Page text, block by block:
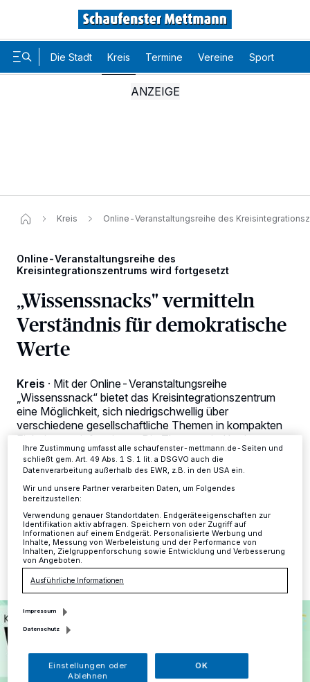
Die Stadt Kreis Termine Vereine Sport
Kreis Online-Veranstaltungsreihe des
Online-Veranstaltungsreihe des
Kreisintegrationszentrums wird fortgesetzt
„Wissenssnacks" vermitteln
Verständnis für demokratische
Werte
Kreis · Mit der Online-Veranstaltungsreihe
„Wissenssnack“ bietet das Kreisintegrationszentrum
eine Möglichkeit, sich niedrigschwellig über
verschiedene gesellschaftliche Themen in kompakten
Einheiten zu informieren. Die Themen sind breit
gefächert und umfassen Bereiche wie Rassismus,
Klassismus, LGBTIQ* und Sexismus,
21.08.2024 , 11:48 Uhr 2 Minuten Lesezeit
Wir und unsere218-Partner speichern und greifen auf
personenbezogene Daten wie Browserdaten oder eindeutige
Kennungen auf Ihrem Gerät zu. Durch Auswahl von OK aktivieren Sie
Tracking-Technologien für die unter „Wir und unsere Partner
verarbeiten Daten, um Ihnen Dienste bereitzustellen“ aufgeführten
dieses Menü jederzeit wieder aufrufen, um Ihre Einstellungen zu
ändern oder Ihre Einwilligung zu widerrufen, indem Sie auf den Link
Einstellungen oder Ablehnen am unteren Rand der Webseite klicken.
Ihre Einstellungen gelten innerhalb unseres Website. Weitere
Informationen finden Sie in unserer Datenschutzerklärung.
Ihre Zustimmung umfasst alle schaufenster-mettmann.de-Seiten und
schließt gem. Art. 49 Abs. 1 S. 1 lit. a DSGVO auch die
Datenverarbeitung außerhalb des EWR, z.B. in den USA ein.
Wir und unsere Partner verarbeiten Daten, um Folgendes
bereitzustellen:
Verwendung genauer Standortdaten. Endgeräteeigenschaften zur
Identifikation aktiv abfragen. Speichern von oder Zugriff auf
Informationen auf einem Endgerät. Personalisierte Werbung und
Inhalte, Messung von Werbeleistung und der Performance von
Inhalten, Zielgruppenforschung sowie Entwicklung und Verbesserung
von Angeboten.
Ausführliche Informationen
Impressum
Datenschutz
Einstellungen oder
Ablehnen
OK